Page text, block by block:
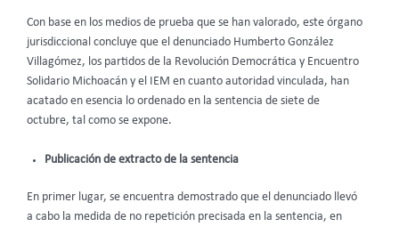
Con base en los medios de prueba que se han valorado, este órgano
jurisdiccional concluye que el denunciado Humberto González
Villagómez, los partidos de la Revolución Democrática y Encuentro
Solidario Michoacán y el IEM en cuanto autoridad vinculada, han
acatado en esencia lo ordenado en la sentencia de siete de
octubre, tal como se expone.
Publicación de extracto de la sentencia
En primer lugar, se encuentra demostrado que el denunciado llevó
a cabo la medida de no repetición precisada en la sentencia, en